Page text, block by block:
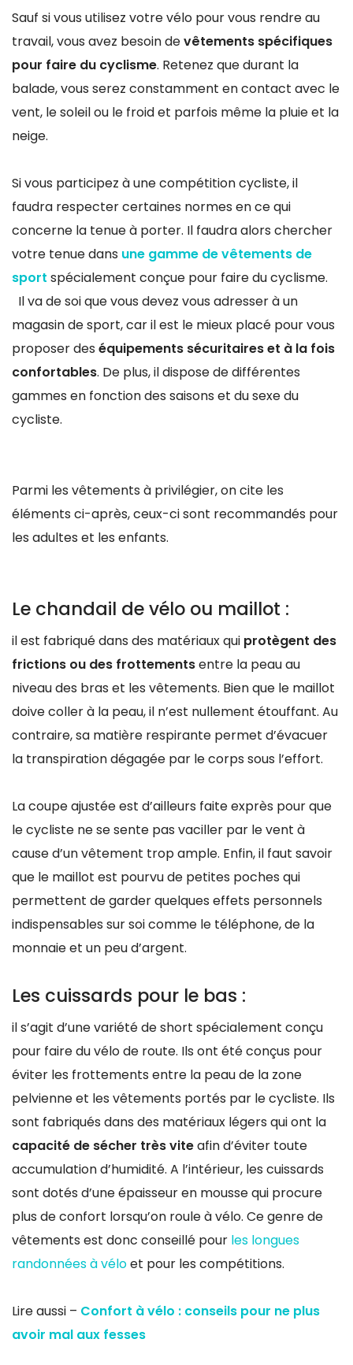
Sauf si vous utilisez votre vélo pour vous rendre au
travail, vous avez besoin devêtements spécifiques
pour faire du cyclisme. Retenez que durant la
balade, vous serez constamment en contact avec le
vent, le soleil ou le froid et parfois même la pluie et la
neige.
Si vous participez à une compétition cycliste, il
faudra respecter certaines normes en ce qui
concerne la tenue à porter. Il faudra alors chercher
votre tenue dans une gamme de vêtements de
sport spécialement conçue pour faire du cyclisme.
Il va de soi que vous devez vous adresser à un
magasin de sport, car il est le mieux placé pour vous
proposer des équipements sécuritaires et à la fois
confortables. De plus, il dispose de différentes
gammes en fonction des saisons et du sexe du
cycliste.
Parmi les vêtements à privilégier, on cite les
éléments ci-après, ceux-ci sont recommandés pour
les adultes et les enfants.
Le chandail de vélo ou maillot :
il est fabriqué dans des matériaux qui protègent des
frictions ou des frottementsentre la peau au
niveau des bras et les vêtements. Bien que le maillot
doive coller à la peau, il n’est nullement étouffant. Au
contraire, sa matière respirante permet d’évacuer
la transpiration dégagée par le corps sous l’effort.
La coupe ajustée est d’ailleurs faite exprès pour que
le cycliste ne se sente pas vaciller par le vent à
cause d’un vêtement trop ample. Enfin, il faut savoir
que le maillot est pourvu de petites poches qui
permettent de garder quelques effets personnels
indispensables sur soi comme le téléphone, de la
monnaie et un peu d’argent.
Les cuissards pour le bas :
il s’agit d’une variété de short spécialement conçu
pour faire du vélo de route. Ils ont été conçus pour
éviter les frottements entre la peau de la zone
pelvienne et les vêtements portés par le cycliste. Ils
sont fabriqués dans des matériaux légers qui ont la
capacité de sécher très viteafin d’éviter toute
accumulation d’humidité. A l’intérieur, les cuissards
sont dotés d’une épaisseur en mousse qui procure
plus de confort lorsqu’on roule à vélo. Ce genre de
vêtements est donc conseillé pour les longues
randonnées à véloet pour les compétitions.
Lire aussi – Confort à vélo : conseils pour ne plus
avoir mal aux fesses